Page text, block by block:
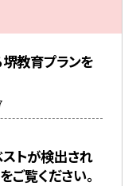
教育プランを
トが検出され
覧ください。